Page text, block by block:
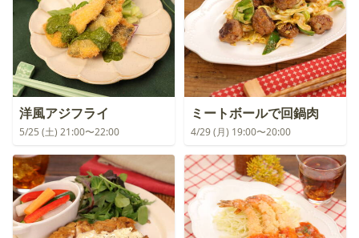
洋風アジフライ
5/25 (土) 21:00〜22:00
ミートボールで回鍋肉
4/29 (月) 19:00〜20:00